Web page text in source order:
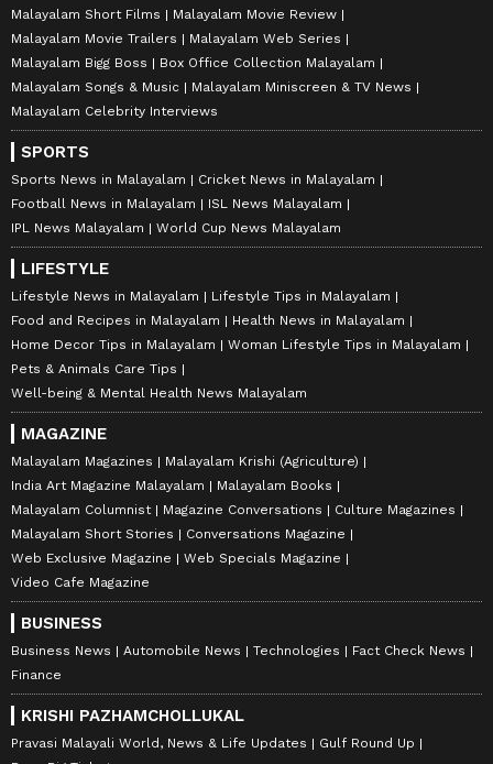
Malayalam Short Films
Malayalam Movie Review
Malayalam Movie Trailers
Malayalam Web Series
Malayalam Bigg Boss
Box Office Collection Malayalam
Malayalam Songs & Music
Malayalam Miniscreen & TV News
Malayalam Celebrity Interviews
SPORTS
Sports News in Malayalam
Cricket News in Malayalam
Football News in Malayalam
ISL News Malayalam
IPL News Malayalam
World Cup News Malayalam
LIFESTYLE
Lifestyle News in Malayalam
Lifestyle Tips in Malayalam
Food and Recipes in Malayalam
Health News in Malayalam
Home Decor Tips in Malayalam
Woman Lifestyle Tips in Malayalam
Pets & Animals Care Tips
Well-being & Mental Health News Malayalam
MAGAZINE
Malayalam Magazines
Malayalam Krishi (Agriculture)
India Art Magazine Malayalam
Malayalam Books
Malayalam Columnist
Magazine Conversations
Culture Magazines
Malayalam Short Stories
Conversations Magazine
Web Exclusive Magazine
Web Specials Magazine
Video Cafe Magazine
BUSINESS
Business News Automobile News Technologies
Fact Check News
Finance
KRISHI PAZHAMCHOLLUKAL
Pravasi Malayali World, News & Life Updates
Gulf Round Up